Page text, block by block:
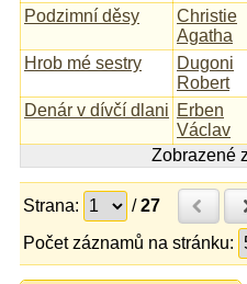
Podzimní děsy
Christie
Agatha
Hrob mé sestry
Dugoni
Robert
Denár v dívčí dlani Erben
Václav
Zobrazené
Strana: /27
Počet záznamů na stránku: